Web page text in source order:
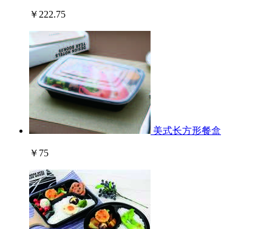
￥222.75
美式长方形餐盒
￥75